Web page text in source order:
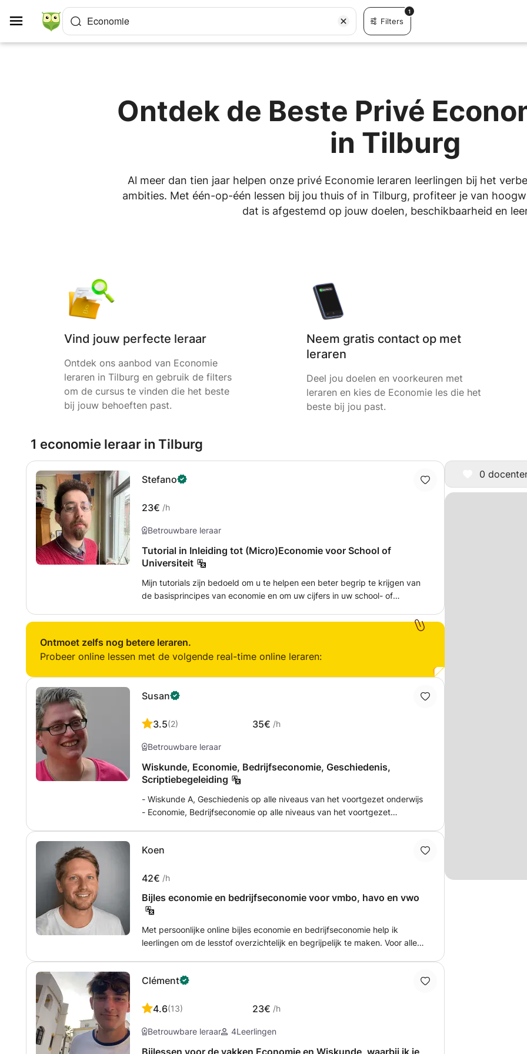
Economie Filters
1
Ontdek de Beste Privé
in Tilburg
Al meer dan tien jaar helpen onze privé Economie leraren leerlingen bij het
ambities. Met één-op-één lessen bij jou thuis of in Tilburg, profiteer je van
dat is afgestemd op jouw doelen, beschikbaarheid en
Vind jouw perfecte leraar
Ontdek ons aanbod van Economie
leraren in Tilburg en gebruik de filters
om de cursus te vinden die het beste
bij jouw behoeften past.
Neem gratis contact op met
leraren
Deel jou doelen en voorkeuren met
leraren en kies de Economie les die het
beste bij jou past.
0
1 economie leraar in Tilburg
Stefano
23€ /h
Betrouwbare leraar
Tutorial in Inleiding tot (Micro)Economie voor School of
Universiteit
Mijn tutorials zijn bedoeld om u te helpen een beter begrip te krijgen van
de basisprincipes van economie en om uw cijfers in uw school- of
onderwerpen waar u het meest mee worstelt in een "hands-on"
Grondbeginselen van de economische theorie - Vraag- en aanbodmodel -
(Marginale) Nutstheorie - Marktorganisatie (Vrije Markt, Monopolie,
Ontmoet zelfs nog betere leraren.
Probeer online lessen met de volgende real-time online leraren:
Susan
3.5(2) 35€ /h
Betrouwbare leraar
Wiskunde, Economie, Bedrijfseconomie, Geschiedenis,
Scriptiebegeleiding
- Wiskunde A, Geschiedenis op alle niveaus van het voortgezet onderwijs
- Economie, Bedrijfseconomie op alle niveaus van het voortgezet
onderwerpen)
Koen
42€ /h
Bijles economie en bedrijfseconomie voor vmbo, havo en vwo
Met persoonlijke online bijles economie en bedrijfseconomie help ik
leerlingen om de lesstof overzichtelijk en begrijpelijk te maken. Voor alle
heldere voorbeelden, duidelijke stappenplannen en uitgewerkte
kunnen komen.
Clément
4.6(13) 23€ /h
Betrouwbare leraar 4Leerlingen
Bijlessen voor de vakken Economie en Wiskunde, waarbij ik je